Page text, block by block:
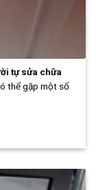
tự sửa chữa
thể gặp một số